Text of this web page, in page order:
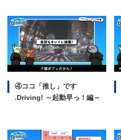
④ココ「推し」です
.Driving! ～起動早っ！編～